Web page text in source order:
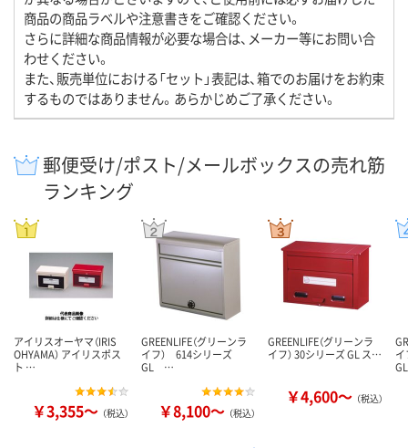
商品の商品ラベルや注意書きをご確認ください。
さらに詳細な商品情報が必要な場合は、メーカー等にお問い合
わせください。
また、販売単位における「セット」表記は、箱でのお届けをお約束
するものではありません。あらかじめご了承ください。
郵便受け/ポスト/メールボックスの売れ筋
ランキング
アイリスオーヤマ（IRIS
OHYAMA） アイリスポス
ト …
￥3,355～ （税込）
GREENLIFE（グリーンラ
イフ） 614シリーズ
GL …
￥8,100～ （税込）
GREENLIFE（グリーンラ
イフ） 30シリーズ GL ス…
￥4,600～ （税込）